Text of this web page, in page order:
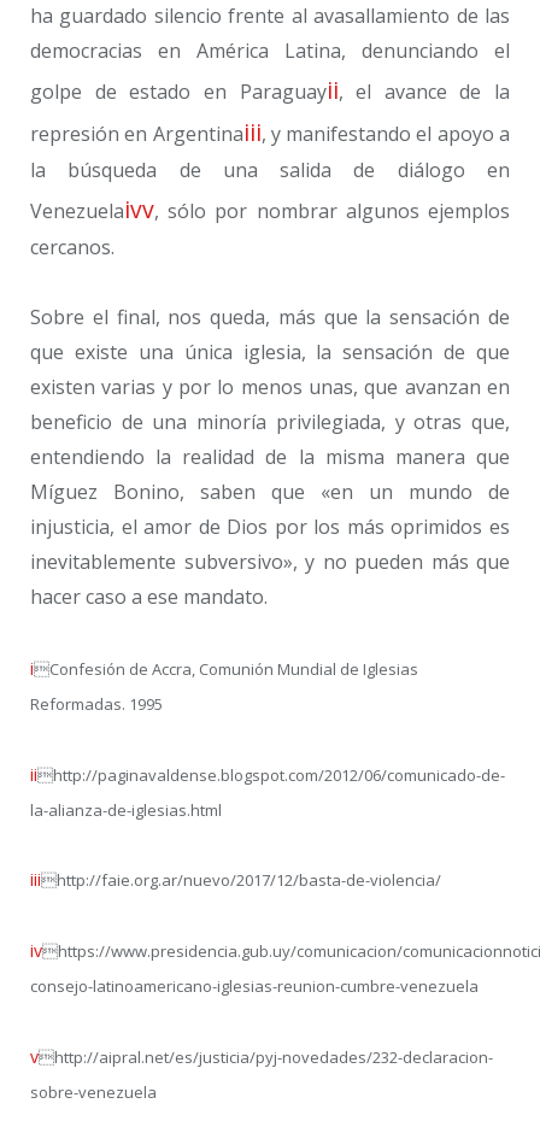
ha guardado silencio frente al avasallamiento de las
democracias en América Latina, denunciando el
golpe de estado en Paraguayii, el avance de la
represión en Argentinaiii, y manifestando el apoyo a
la búsqueda de una salida de diálogo en
Venezuelaivv, sólo por nombrar algunos ejemplos
cercanos.
Sobre el final, nos queda, más que la sensación de
que existe una única iglesia, la sensación de que
existen varias y por lo menos unas, que avanzan en
beneficio de una minoría privilegiada, y otras que,
entendiendo la realidad de la misma manera que
Míguez Bonino, saben que «en un mundo de
injusticia, el amor de Dios por los más oprimidos es
inevitablemente subversivo», y no pueden más que
hacer caso a ese mandato.
iConfesión de Accra, Comunión Mundial de Iglesias
Reformadas. 1995
iihttp://paginavaldense.blogspot.com/2012/06/comunicado-de-
la-alianza-de-iglesias.html
iiihttp://faie.org.ar/nuevo/2017/12/basta-de-violencia/
ivhttps://www.presidencia.gub.uy/comunicacion/
consejo-latinoamericano-iglesias-reunion-cumbre-venezuela
vhttp://aipral.net/es/justicia/pyj-novedades/232-declaracion-
sobre-venezuela